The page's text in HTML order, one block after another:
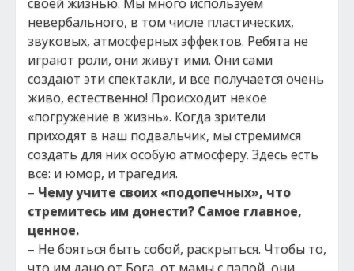
невербального, в том числе пластических,
звуковых, атмосферных эффектов. Ребята не
играют роли, они живут ими. Они сами
создают эти спектакли, и все получается очень
живо, естественно! Происходит некое
«погружение в жизнь». Когда зрители
приходят в наш подвальчик, мы стремимся
создать для них особую атмосферу. Здесь есть
все: и юмор, и трагедия.
– Чему учите своих «подопечных», что
стремитесь им донести? Самое главное,
ценное.
– Не бояться быть собой, раскрыться. Чтобы то,